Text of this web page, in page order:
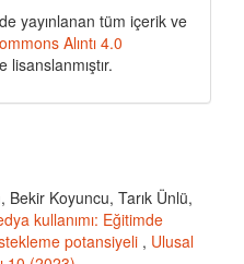
yayınlanan tüm içerik ve
Alıntı 4.0
lisanslanmıştır.
Koyuncu, Tarık Ünlü,
kullanımı: Eğitimde
potansiyeli , Ulusal